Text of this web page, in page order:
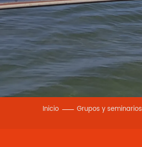
Inicio Grupos y seminarios